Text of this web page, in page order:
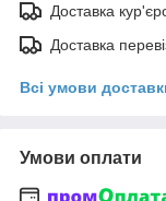
Доставка
Доставка
Всі умови
Умови оплати